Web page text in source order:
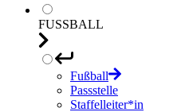
FUSSBALL
Fußball
Passstelle
Staffelleiter*in